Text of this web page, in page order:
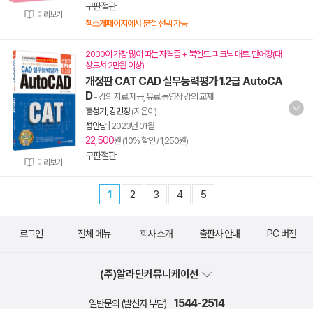
미리보기
구판절판
책소개페이지에서 분철 선택 가능
미리보기
2030이 가장 많이 따는 자격증 + 북엔드. 피크닉 매트. 단어장(대
상도서 2만원 이상)
개정판 CAT CAD 실무능력평가 1.2급 AutoCA
D- 강의 자료 제공, 유료 동영상 강의 교재
홍성기 강민정 (지은이)
성안당| 2023년 01월
22,500원 (10% 할인 / 1,250원)
구판절판
1 2 3 4 5
로그인 전체 메뉴 회사 소개 출판사 안내 PC 버전
(주)알라딘커뮤니케이션
일반문의 (발신자 부담) 1544-2514